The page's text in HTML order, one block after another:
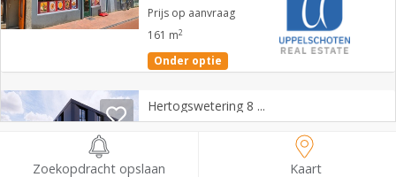
Prijs op aanvraag
161 m2
Onder optie
Hertogswetering 8 N
Utrecht
Zoekopdracht opslaan Kaart